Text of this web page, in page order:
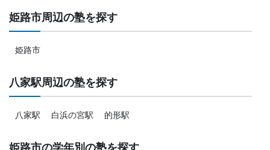
姫路市周辺の塾を探す
姫路市
八家駅周辺の塾を探す
八家駅 白浜の宮駅 的形駅
姫路市の学年別の塾を探す